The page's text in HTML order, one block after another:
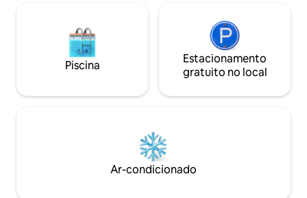
Piscina
Estacionamento
gratuito no local
Ar-condicionado